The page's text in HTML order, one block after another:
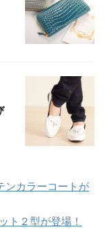
ンカラーコートが
ト２型が登場！